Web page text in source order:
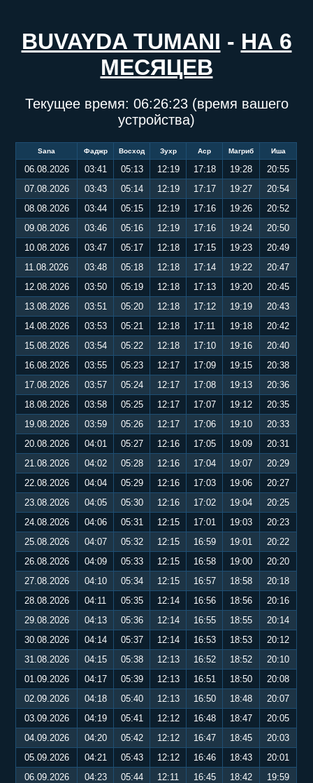
BUVAYDA TUMANI - НА 6
МЕСЯЦЕВ
Текущее время: 06:26:24(время вашего
устройства)
Sana Фаджр Восход Зухр Аср Магриб Иша
06.08.2026 03:41 05:13 12:19 17:18 19:28
20:55
07.08.2026
03:43 05:14 12:19 17:17 19:27
20:54
08.08.2026
03:44 05:15 12:19 17:16 19:26
20:52
09.08.2026
03:46 05:16 12:19 17:16 19:24
20:50
10.08.2026
03:47 05:17 12:18 17:15 19:23
20:49
11.08.2026
03:48 05:18 12:18 17:14 19:22
20:47
12.08.2026
03:50 05:19 12:18 17:13 19:20
20:45
13.08.2026
03:51 05:20 12:18 17:12 19:19
20:43
14.08.2026
03:53 05:21 12:18 17:11 19:18
20:42
15.08.2026
03:54 05:22 12:18 17:10 19:16
20:40
16.08.2026
03:55 05:23 12:17 17:09 19:15
20:38
17.08.2026
03:57 05:24 12:17 17:08 19:13
20:36
18.08.2026
03:58 05:25 12:17 17:07 19:12
20:35
19.08.2026
03:59 05:26 12:17 17:06 19:10
20:33
20.08.2026
04:01 05:27 12:16 17:05 19:09
20:31
21.08.2026
04:02 05:28 12:16 17:04 19:07
20:29
22.08.2026
04:04 05:29 12:16 17:03 19:06
20:27
23.08.2026
04:05 05:30 12:16 17:02 19:04
20:25
24.08.2026
04:06 05:31 12:15 17:01 19:03
20:23
25.08.2026
04:07 05:32 12:15 16:59 19:01
20:22
26.08.2026
04:09 05:33 12:15 16:58 19:00
20:20
27.08.2026
04:10 05:34 12:15 16:57 18:58
20:18
28.08.2026
04:11 05:35 12:14 16:56 18:56
20:16
29.08.2026
04:13 05:36 12:14 16:55 18:55
20:14
30.08.2026
04:14 05:37 12:14 16:53 18:53
20:12
31.08.2026
04:15 05:38 12:13 16:52 18:52
20:10
01.09.2026
04:17 05:39 12:13 16:51 18:50
20:08
02.09.2026
04:18 05:40 12:13 16:50 18:48
20:07
03.09.2026
04:19 05:41 12:12 16:48 18:47
20:05
04.09.2026
04:20 05:42 12:12 16:47 18:45
20:03
05.09.2026
04:21 05:43 12:12 16:46 18:43
20:01
06.09.2026
04:23 05:44 12:11 16:45 18:42
19:59